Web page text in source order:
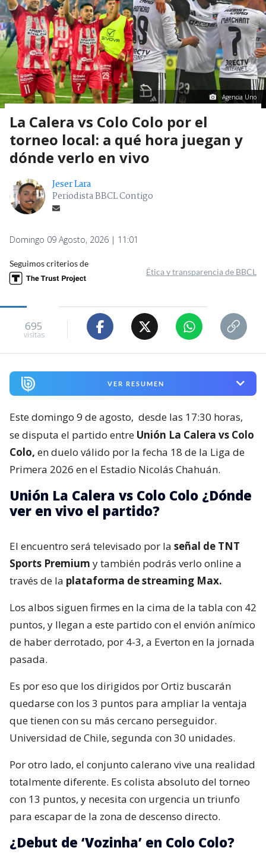
Agencia Uno
La Calera vs Colo Colo por el
torneo local: a qué hora juegan y
dónde verlo en vivo
Jeser Lara
Periodista BBCL Contigo
Domingo 09 Agosto, 2026 | 11:01
Seguimos criterios de
Ética y transparencia de BBCL
695
visitas
VER RESUMEN
Este domingo 9 de agosto, desde las 17:30 horas,
se disputa el partido entre Unión La Calera vs Colo
Colo, en duelo válido por la fecha 18 de la Liga de
Primera 2026 en el Estadio Nicolás Chahuán.
Unión La Calera vs Colo Colo ¿Dónde
ver en vivo el partido?
El encuentro será televisado por la señal de TNT
Sports Premium y también podrás verlo online a
través de la plataforma de streaming Max.
Los albos siguen firmes en la cima de la tabla con 42
puntos, y llegan a este partido con el envión anímico
de haber derrotado, por 4-3, a Everton en la jornada
pasada.
Es por eso que los dirigidos por Ortiz buscarán
quedarse con los 3 puntos para ampliar la ventaja
que tienen con su más cercano perseguidor.
Universidad de Chile, segunda con 30 unidades.
Por otro lado, el conjunto calerano vive una realidad
totalmente diferente. Es colista absoluto del torneo
con 13 puntos, y necesita con urgencia un triunfo
para escapar de la zona de descenso directo.
¿Debut de ‘Vozinha’ en Colo Colo?